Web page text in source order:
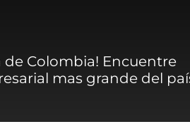
de Colombia! Encuentre
mas grande del